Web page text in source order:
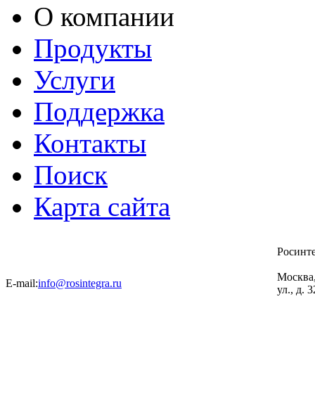
О компании
Продукты
Услуги
Поддержка
Контакты
Поиск
Карта сайта
E-mail:info@rosintegra.ru
ул., д.